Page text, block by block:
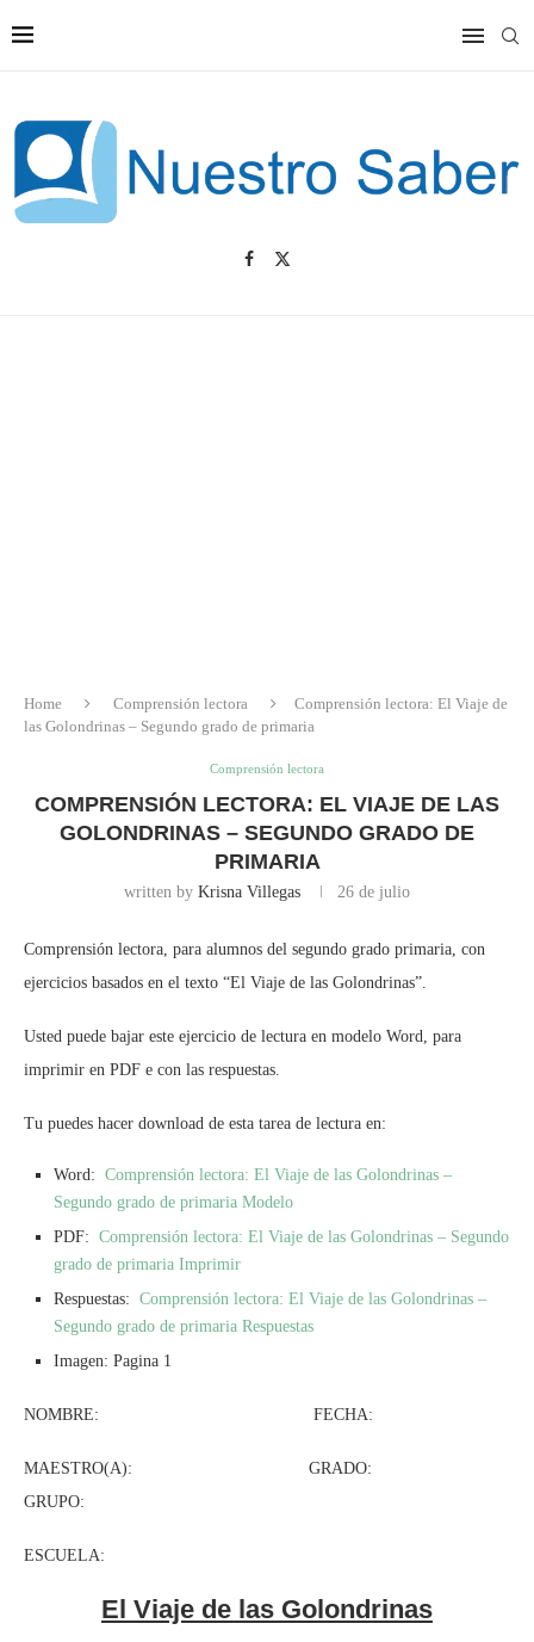
Home Comprensión lectora
Comprensión lectora: El Viaje de
las Golondrinas – Segundo grado de primaria
Comprensión lectora
COMPRENSIÓN LECTORA: EL VIAJE DE LAS
GOLONDRINAS – SEGUNDO GRADO DE
PRIMARIA
written by Krisna Villegas 26 de julio
Comprensión lectora, para alumnos del segundo grado primaria, con
ejercicios basados en el texto “El Viaje de las Golondrinas”.
Usted puede bajar este ejercicio de lectura en modelo Word, para
imprimir en PDF e con las respuestas.
Tu puedes hacer download de esta tarea de lectura en:
Word: Comprensión lectora: El Viaje de las Golondrinas –
Segundo grado de primaria Modelo
PDF: Comprensión lectora: El Viaje de las Golondrinas – Segundo
grado de primaria Imprimir
Respuestas: Comprensión lectora: El Viaje de las Golondrinas –
Segundo grado de primaria Respuestas
Imagen: Pagina 1
NOMBRE: FECHA:
MAESTRO(A): GRADO:
GRUPO:
ESCUELA:
El Viaje de las Golondrinas